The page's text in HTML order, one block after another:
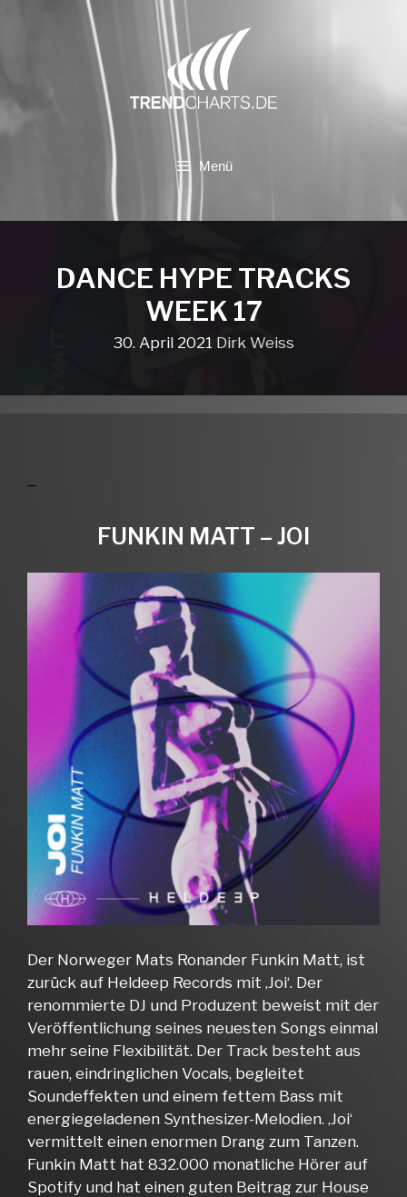
Menü
DANCE HYPE TRACKS
WEEK 17
30. April 2021 Dirk Weiss
FUNKIN MATT – JOI
Der Norweger Mats Ronander Funkin Matt, ist
zurück auf Heldeep Records mit ‚Joi‘. Der
renommierte DJ und Produzent beweist mit der
Veröffentlichung seines neuesten Songs einmal
mehr seine Flexibilität. Der Track besteht aus
rauen, eindringlichen Vocals, begleitet
Soundeffekten und einem fettem Bass mit
energiegeladenen Synthesizer-Melodien. ‚Joi‘
vermittelt einen enormen Drang zum Tanzen.
Funkin Matt hat 832.000 monatliche Hörer auf
Spotify und hat einen guten Beitrag zur House